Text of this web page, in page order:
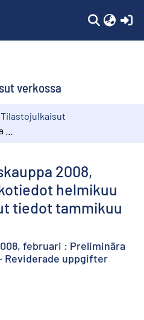
verkossa
Tilastojulkaisut
2008,
helmikuu
tiedot tammikuu
februari : Preliminära
Reviderade uppgifter